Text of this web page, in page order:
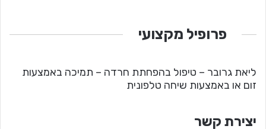
פרופיל מקצועי
ליאת גרובר – טיפול בהפחתת חרדה – תמיכה באמצעות
זום או באמצעות שיחה טלפונית
יצירת קשר